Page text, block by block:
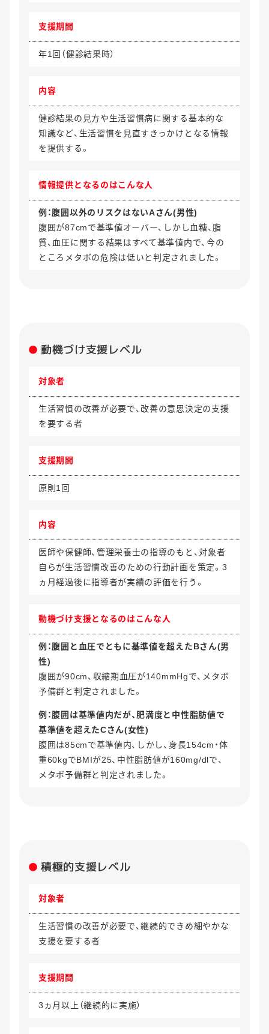
支援期間
年1回（健診結果時）
内容
健診結果の見方や生活習慣病に関する基本的な
知識など、生活習慣を見直すきっかけとなる情報
を提供する。
情報提供となるのはこんな人
例：腹囲以外のリスクはないAさん(男性)
腹囲が87cmで基準値オーバー、しかし血糖、脂
質、血圧に関する結果はすべて基準値内で、今の
ところメタボの危険は低いと判定されました。
動機づけ支援レベル
対象者
生活習慣の改善が必要で、改善の意思決定の支援
を要する者
支援期間
原則1回
内容
医師や保健師、管理栄養士の指導のもと、対象者
自らが生活習慣改善のための行動計画を策定。3
ヵ月経過後に指導者が実績の評価を行う。
動機づけ支援となるのはこんな人
例：腹囲と血圧でともに基準値を超えたBさん(男
性)
腹囲が90cm、収縮期血圧が140mmHgで、メタボ
予備群と判定されました。
例：腹囲は基準値内だが、肥満度と中性脂肪値で
基準値を超えたCさん(女性)
腹囲は85cmで基準値内、しかし、身長154cm・体
重60kgでBMIが25、中性脂肪値が160mg/dlで、
メタボ予備群と判定されました。
積極的支援レベル
対象者
生活習慣の改善が必要で、継続的できめ細やかな
支援を要する者
支援期間
3ヵ月以上（継続的に実施）